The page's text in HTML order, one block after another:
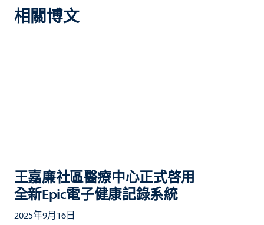
相關博文
王嘉廉社區醫療中心正式啓用
全新Epic電子健康記錄系統
2025年9月16日